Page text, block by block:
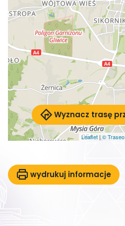
Leaflet |©
Wyznacz trasę
wydrukuj informacje